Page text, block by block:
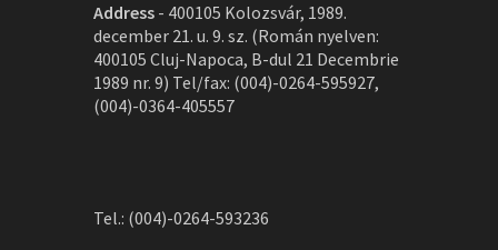
Address - 400105 Kolozsvár, 1989.
december 21. u. 9. sz. (Román nyelven:
400105 Cluj-Napoca, B-dul 21 Decembrie
1989 nr. 9) Tel/fax: (004)-0264-595927,
(004)-0364-405557
Tel.: (004)-0264-593236